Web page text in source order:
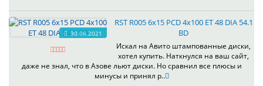
30.06.2021
RST R005 6x15 PCD 4x100 ET 48 DIA 54.1
BD
Искал на Авито штампованные диски,
хотел купить. Наткнулся на ваш сайт,
даже не знал, что в Азове льют диски. Но сравнил все плюсы и
минусы и принял р..